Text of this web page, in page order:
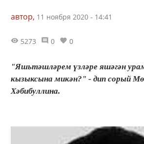
автор, 11 ноября 2020 - 14:41
5273 0 0
"Яшьтәшләрем үзләре яшәгән
кызыксына микән?" - дип сорый
Хәбибуллина.